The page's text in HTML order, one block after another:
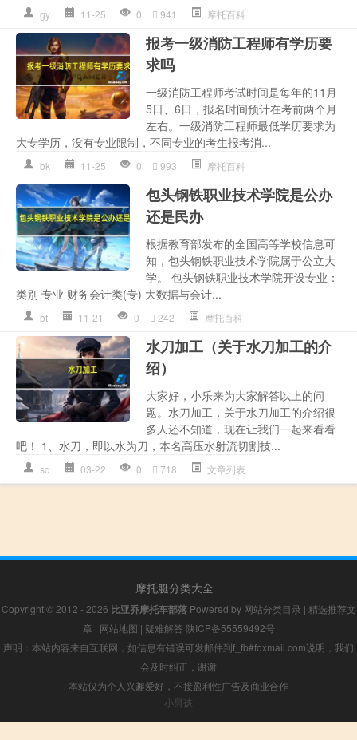
gy 11-25 0 941 摩托百科
报考一级消防工程师有学历要
求吗
一级消防工程师考试时间是每年的11月
5日、6日，报名时间预计在考前两个月
左右。一级消防工程师最低学历要求为
大专学历，没有专业限制，不同专业的考生报考消...
bk 11-25 0 993 摩托百科
包头钢铁职业技术学院是公办
还是民办
根据教育部发布的全国高等学校信息可
知，包头钢铁职业技术学院属于公立大
学。 包头钢铁职业技术学院开设专业：
类别 专业 财务会计类(专) 大数据与会计...
bt 11-21 0 242 摩托百科
水刀加工（关于水刀加工的介
绍）
大家好，小乐来为大家解答以上的问
题。水刀加工，关于水刀加工的介绍很
多人还不知道，现在让我们一起来看看
吧！ 1、水刀，即以水为刀，本名高压水射流切割技...
sd 03-22 0 718 文章列表
摩托艇分类大全
Copyright © 2012 - 2026 比亚乔摩托车部落Powered by 网站分类目录 | 精选推荐文
章 | 网站地图 | 疑难解答 陕ICP备55559492号
声明：本站内容来自互联网，如信息有错误可发邮件到f_fb#foxmail.com说明，我们
会及时纠正，谢谢
本站仅为个人兴趣爱好，不接盈利性广告及商业合作
小男孩